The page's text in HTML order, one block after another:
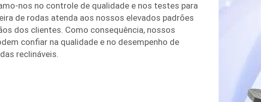
nos no controle de qualidade e nos testes para
de rodas atenda aos nossos elevados padrões
dos clientes. Como consequência, nossos
confiar na qualidade e no desempenho de
reclináveis.